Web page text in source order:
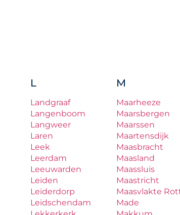
L
Landgraaf
Langenboom
Langweer
Laren
Leek
Leerdam
Leeuwarden
Leiden
Leiderdorp
Leidschendam
M
Maarheeze
Maarsbergen
Maarssen
Maartensdijk
Maasbracht
Maasland
Maassluis
Maastricht
Maasvlakte
Made